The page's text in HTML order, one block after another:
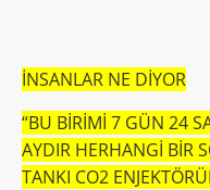
İNSANLAR NE DİYOR
“BU BIRIMI 7 GÜN 24
AYDIR HERHANGI BIR
TANKI CO2